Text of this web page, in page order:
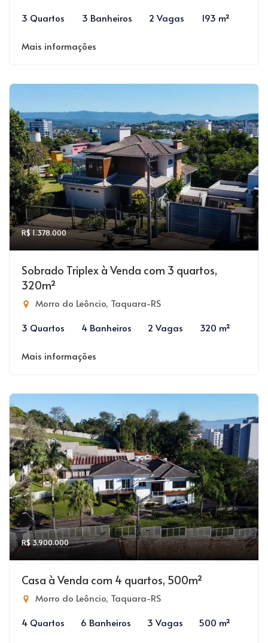
3 Quartos
3 Banheiros 2 Vagas 193 m²
Mais informações
R$ 1.378.000
Sobrado Triplex à Venda com 3 quartos,
320m²
Morro do Leôncio, Taquara-RS
3 Quartos
4 Banheiros 2 Vagas 320 m²
Mais informações
R$ 3.900.000
Casa à Venda com 4 quartos, 500m²
Morro do Leôncio, Taquara-RS
4 Quartos
6 Banheiros 3 Vagas 500 m²